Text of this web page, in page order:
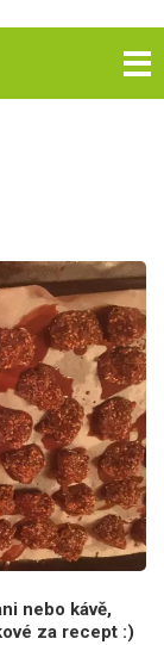
nebo kávě,
za recept :)